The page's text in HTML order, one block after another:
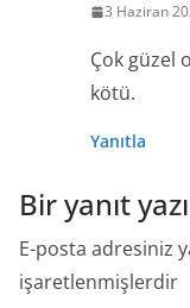
3 Haziran
Çok güzel
kötü.
Yanıtla
Bir yanıt
E-posta adresiniz
işaretlenmişlerdir